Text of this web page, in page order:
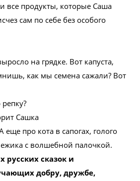
все продукты, которые Саша
сам по себе без особого
на грядке. Вот капуста,
как мы семена сажали? Вот
Сашка
еще про кота в сапогах, голого
с волшебной палочкой.
русских сказок и
добру, дружбе,